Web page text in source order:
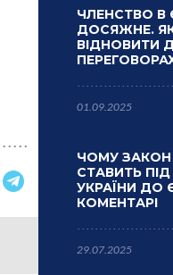
ЧЛЕНСТВО В
ДОСЯЖНЕ. ЯК
ВІДНОВИТИ
01.09.2025
ЧОМУ ЗАКОН
СТАВИТЬ
УКРАЇНИ ДО
КОМЕНТАРІ
29.07.2025